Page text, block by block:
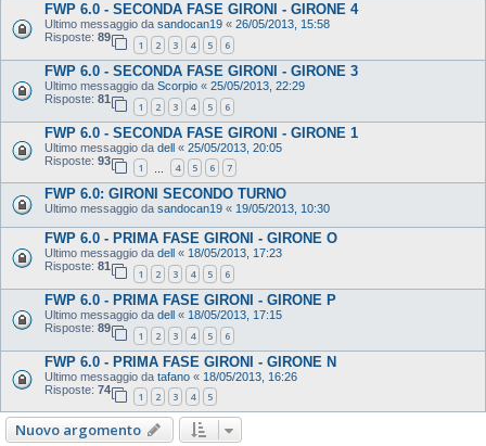
FWP 6.0 - SECONDA FASE GIRONI - GIRONE 4
Ultimo messaggio da sandocan19 « 26/05/2013, 15:58
Risposte: 89
1 2 3 4 5 6
FWP 6.0 - SECONDA FASE GIRONI - GIRONE 3
Ultimo messaggio da Scorpio « 25/05/2013, 22:29
Risposte: 81
1 2 3 4 5 6
FWP 6.0 - SECONDA FASE GIRONI - GIRONE 1
Ultimo messaggio da dell « 25/05/2013, 20:05
Risposte: 93
1 4 5 6 7
FWP 6.0: GIRONI SECONDO TURNO
Ultimo messaggio da sandocan19 « 19/05/2013, 10:30
FWP 6.0 - PRIMA FASE GIRONI - GIRONE O
Ultimo messaggio da dell « 18/05/2013, 17:23
Risposte: 81
1 2 3 4 5 6
FWP 6.0 - PRIMA FASE GIRONI - GIRONE P
Ultimo messaggio da dell « 18/05/2013, 17:15
Risposte: 89
1 2 3 4 5 6
FWP 6.0 - PRIMA FASE GIRONI - GIRONE N
Ultimo messaggio da tafano « 18/05/2013, 16:26
Risposte: 74
1 2 3 4 5
Nuovo argomento